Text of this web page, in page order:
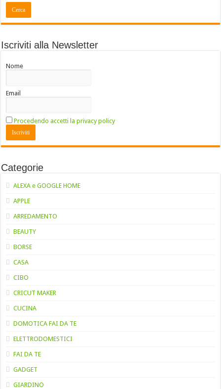
Iscriviti alla Newsletter
Nome
Email
Procedendo accetti la privacy policy
Categorie
ALEXA e GOOGLE HOME
APPLE
ARREDAMENTO
BEAUTY
BORSE
CASA
CIBO
CRICUT MAKER
CUCINA
DOMOTICA FAI DA TE
ELETTRODOMESTICI
FAI DA TE
GADGET
GIARDINO